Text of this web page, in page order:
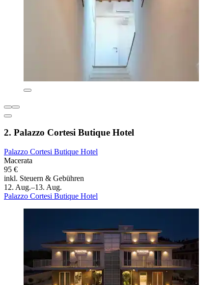
2. Palazzo Cortesi Butique Hotel
Palazzo Cortesi Butique Hotel
Macerata
95 €
inkl. Steuern & Gebühren
12. Aug.–13. Aug.
Palazzo Cortesi Butique Hotel